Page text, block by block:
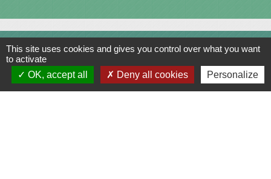
Contacts
Commune de Saint-Julien-sur-Bibost
This site uses cookies and gives you control over what you want
to activate
OK, accept all
Deny all cookies Personalize